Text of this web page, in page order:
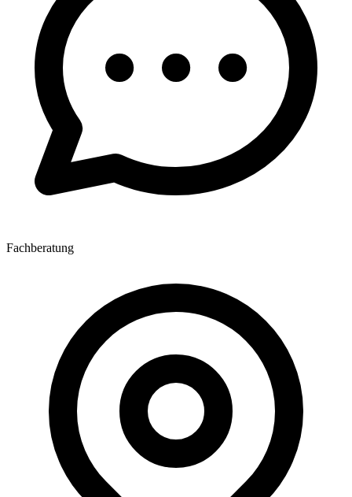
Fachberatung